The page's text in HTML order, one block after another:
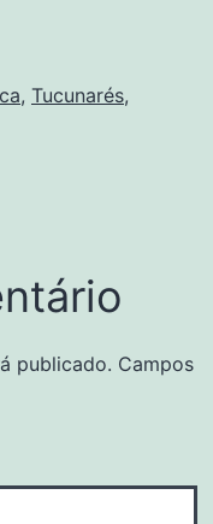
, Tucunarés,
publicado. Campos